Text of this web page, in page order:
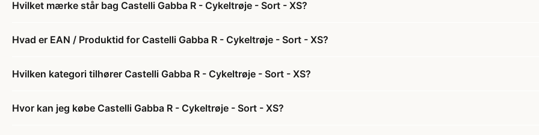
Hvilket mærke står bag Castelli Gabba R - Cykeltrøje - Sort - XS?
Hvad er EAN / Produktid for Castelli Gabba R - Cykeltrøje - Sort - XS?
Hvilken kategori tilhører Castelli Gabba R - Cykeltrøje - Sort - XS?
Hvor kan jeg købe Castelli Gabba R - Cykeltrøje - Sort - XS?